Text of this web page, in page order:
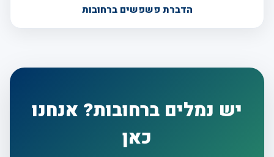
הדברת פשפשים ברחובות
יש נמלים ברחובות? אנחנו
כאן